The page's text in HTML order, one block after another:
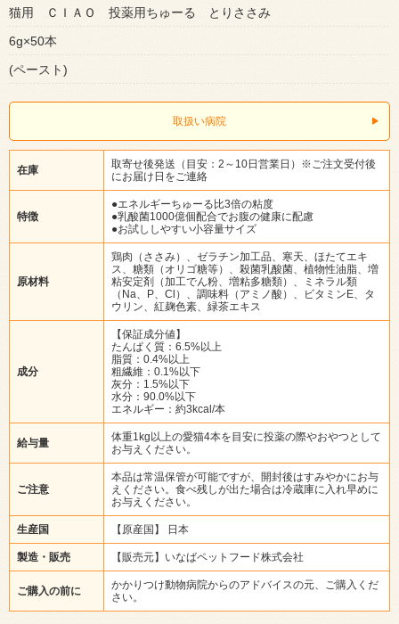
猫用 ＣＩＡＯ 投薬用ちゅーる とりささみ
6g×50本
(ペースト)
取扱い病院
在庫
取寄せ後発送（目安：2～10日営業日）※ご注文受付後
にお届け日をご連絡
特徴
●エネルギーちゅーる比3倍の粘度
●乳酸菌1000億個配合でお腹の健康に配慮
●お試ししやすい小容量サイズ
原材料
鶏肉（ささみ）、ゼラチン加工品、寒天、ほたてエキ
ス、糖類（オリゴ糖等）、殺菌乳酸菌、植物性油脂、増
粘安定剤（加工でん粉、増粘多糖類）、ミネラル類
（Na、P、Cl）、調味料（アミノ酸）、ビタミンE、タ
ウリン、紅麹色素、緑茶エキス
成分
【保証成分値】
たんぱく質：6.5%以上
脂質：0.4%以上
粗繊維：0.1%以下
灰分：1.5%以下
水分：90.0%以下
エネルギー：約3kcal/本
給与量
体重1kg以上の愛猫4本を目安に投薬の際やおやつとして
お与えください。
ご注意
本品は常温保管が可能ですが、開封後はすみやかにお与
えください。食べ残しが出た場合は冷蔵庫に入れ早めに
お与えください。
生産国 【原産国】 日本
製造・販売 【販売元】いなばペットフード株式会社
ご購入の前に
かかりつけ動物病院からのアドバイスの元、ご購入くだ
さい。